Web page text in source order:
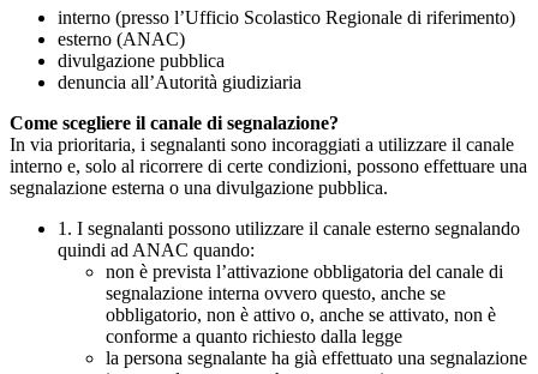
interno (presso l’Ufficio Scolastico Regionale di riferimento)
esterno (ANAC)
divulgazione pubblica
denuncia all’Autorità giudiziaria
Come scegliere il canale di segnalazione?
In via prioritaria, i segnalanti sono incoraggiati a utilizzare il canale
interno e, solo al ricorrere di certe condizioni, possono effettuare una
segnalazione esterna o una divulgazione pubblica.
1. I segnalanti possono utilizzare il canale esterno segnalando
quindi ad ANAC quando:
non è prevista l’attivazione obbligatoria del canale di
segnalazione interna ovvero questo, anche se
obbligatorio, non è attivo o, anche se attivato, non è
conforme a quanto richiesto dalla legge
la persona segnalante ha già effettuato una segnalazione